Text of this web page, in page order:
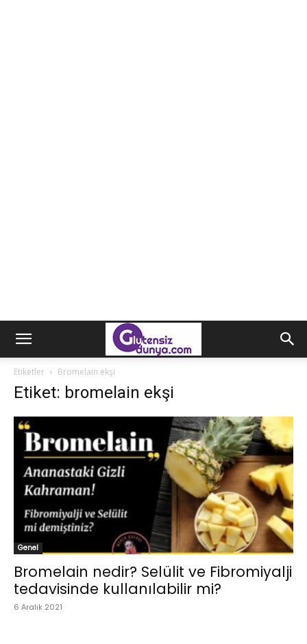
Etiketler Bromelain ekşi
Etiket: bromelain ekşi
Genel
Bromelain nedir? Selülit ve Fibromiyalji
tedavisinde kullanılabilir mi?
6 Aralık 2021